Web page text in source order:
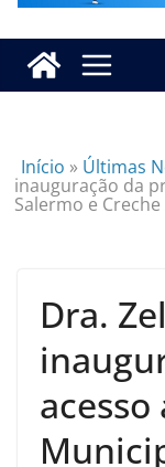
Início » Últimas
inauguração da
Salermo e
Dra.
acesso